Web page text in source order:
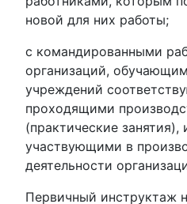
новой для них работы;
с командированными
организаций,
учреждений
проходящими
(практические
участвующими в
деятельности
Первичный инструктаж